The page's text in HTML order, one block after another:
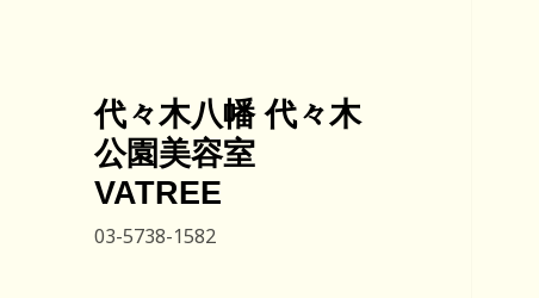
代々木八幡 代々木
公園美容室
VATREE
03-5738-1582